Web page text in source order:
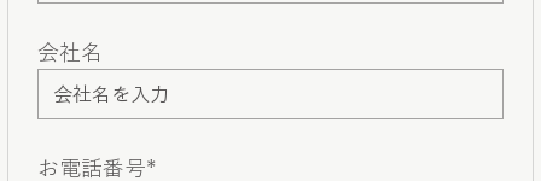
会社名
お電話番号*